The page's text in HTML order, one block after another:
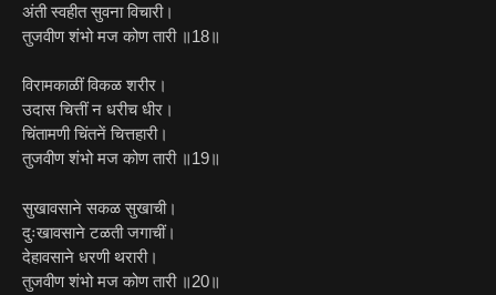
अंती स्वहीत सुवना विचारी।
तुजवीण शंभो मज कोण तारी ॥18॥
विरामकाळीं विकळ शरीर।
उदास चित्तीं न धरीच धीर।
चिंतामणी चिंतनें चित्तहारी।
तुजवीण शंभो मज कोण तारी ॥19॥
सुखावसाने सकळ सुखाची।
दुःखावसाने टळती जगाचीं।
देहावसाने धरणी थरारी।
तुजवीण शंभो मज कोण तारी ॥20॥